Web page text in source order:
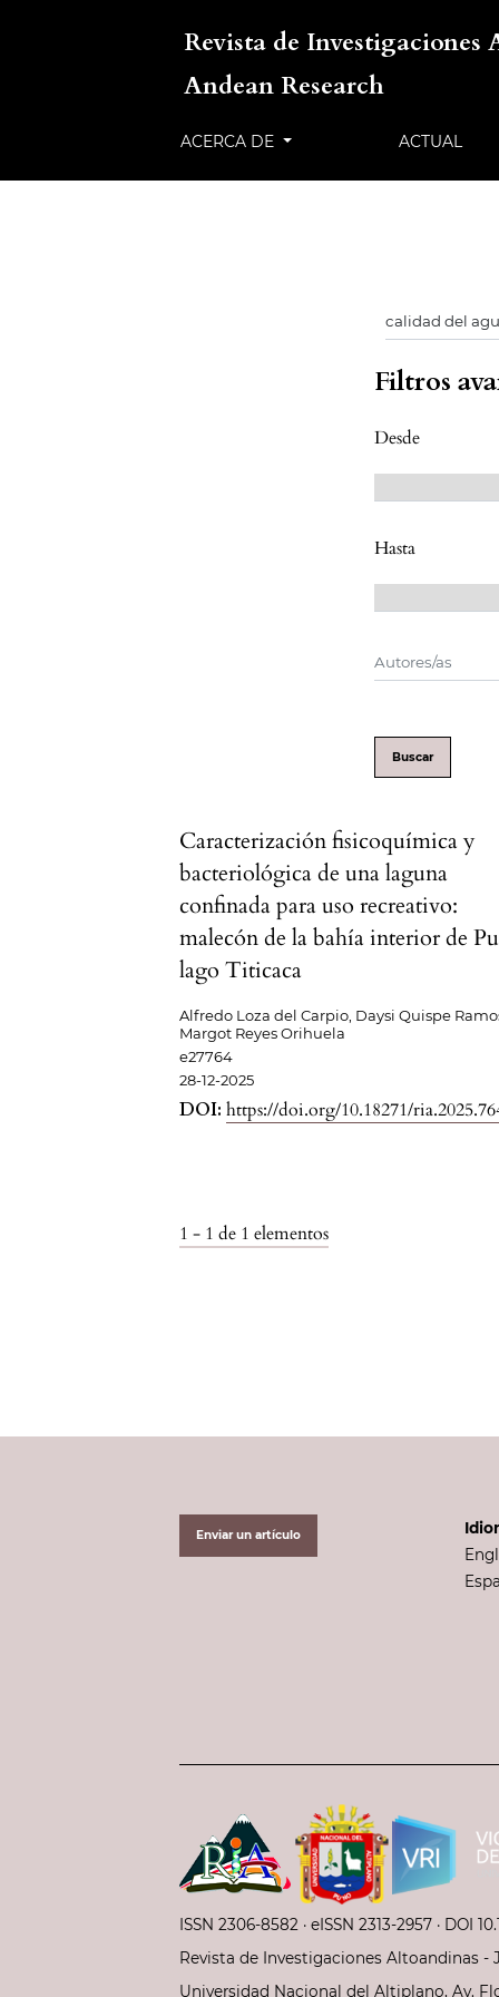
Revista de
Andean Research
ACERCA DE ACTUAL
Filtros
Desde
Hasta
Buscar
Caracterización fisicoquímica y
bacteriológica de una laguna
confinada para uso recreativo:
malecón de la bahía interior de
lago Titicaca
Alfredo Loza del Carpio, Daysi Quispe
Margot Reyes Orihuela
e27764
28-12-2025
DOI:https://doi.org/10.18271/
1 - 1 de 1 elementos
Enviar un artículo
ISSN 2306-8582 ·eISSN 2313-2957 · DOI
Revista de Investigaciones Altoandinas -
Universidad Nacional del Altiplano, Av.